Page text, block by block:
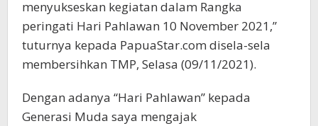
menyukseskan kegiatan dalam Rangka
peringati Hari Pahlawan 10 November 2021,”
tuturnya kepada PapuaStar.com disela-sela
membersihkan TMP, Selasa (09/11/2021).
Dengan adanya “Hari Pahlawan” kepada
Generasi Muda saya mengajak